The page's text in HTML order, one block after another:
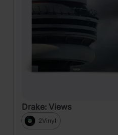
Drake: Views
2Vinyl